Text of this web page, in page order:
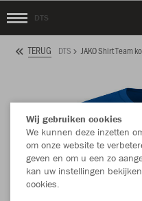
DTS
TERUG DTS JAKO Shirt Team
Wij gebruiken cookies
We kunnen deze inzetten
om onze website te
geven en om u een zo
kan uw instellingen
cookies.